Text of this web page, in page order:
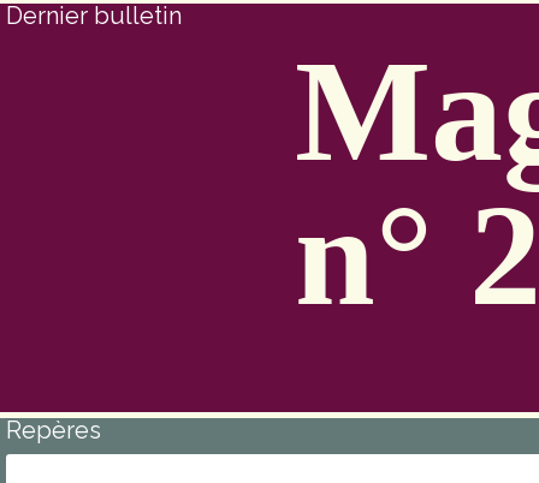
Dernier bulletin
n°
Repères